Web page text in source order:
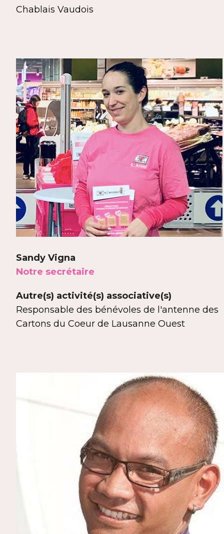
Chablais Vaudois
Sandy Vigna
Notre secrétaire
Autre(s) activité(s) associative(s)
Responsable des bénévoles de l'antenne des
Cartons du Coeur de Lausanne Ouest